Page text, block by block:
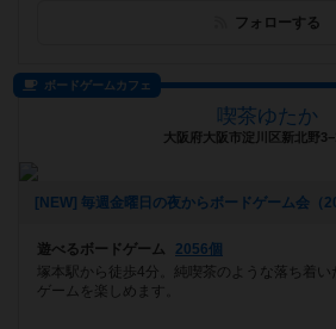
フォローする
ボードゲームカフェ
喫茶ゆたか
大阪府大阪市淀川区新北野
遊べるボードゲーム
2056個
塚本駅から徒歩4分。純喫茶のような落ち着い
ゲームを楽しめます。